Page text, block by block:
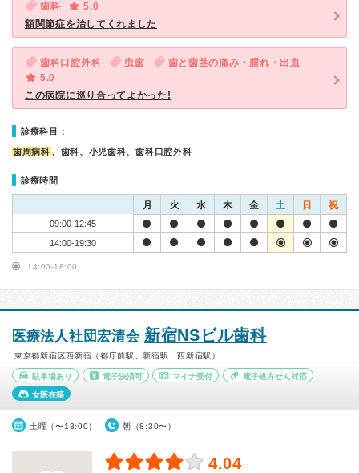
歯科
5.0
額関節症を治してくれました
歯科口腔外科 虫歯
歯と歯茎の痛み・腫れ・出血
5.0
この病院に巡り合ってよかった!
診療科目：
歯周病科 、歯科、小児歯科、歯科口腔外科
診療時間
月 火 水 木 金 土 日 祝
09:00-12:45
14:00-19:30
14:00-18:00
医療法人社団宏清会 新宿NSビル歯科
東京都新宿区西新宿（都庁前駅、新宿駅、西新宿駅）
駐車場あり 電子決済可 マイナ受付 電子処方せん対応
女医在籍
土曜（〜13:00） 朝（8:30〜）
4.04